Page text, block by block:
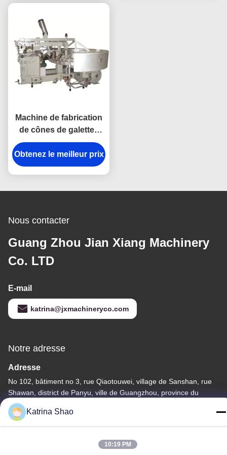
Machine de fabrication
de cônes de galettes
industrielles 380V 1,5kw
Pour la cuisson de la
crème glacée cône
Obtenez le meilleur prix
Nous contacter
Guang Zhou Jian Xiang Machinery
Co. LTD
E-mail
katrina@jxmachineryco.com
Notre adresse
Adresse
No 102, bâtiment no 3, rue Qiaotouwei, village de Sanshan, rue
Shawan, district de Panyu, ville de Guangzhou, province du
Guangdong, Chine
Télégramme
Katrina Shao
10:19 PM